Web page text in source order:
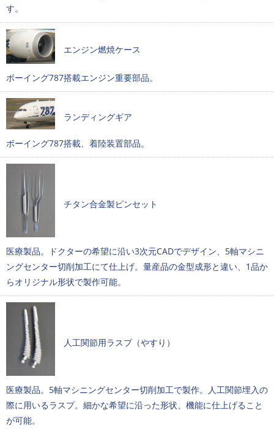
す。
エンジン燃焼ケース
ボーイング787搭載エンジン重要部品。
ランディングギア
ボーイング787搭載、着陸装置部品。
チタン合金製ピンセット
医療製品。ドクターの希望に沿い3次元CADでデザイン、5軸マシニ
ングセンター切削加工にて仕上げ。量産品の金型成形と違い、1品か
らオリジナル形状で製作可能。
人工関節用ラスプ（やすり）
医療製品。5軸マシニングセンター切削加工で製作。人工関節埋入の
際に用いるラスプ。細かな希望に沿った形状、機能に仕上げること
が可能。